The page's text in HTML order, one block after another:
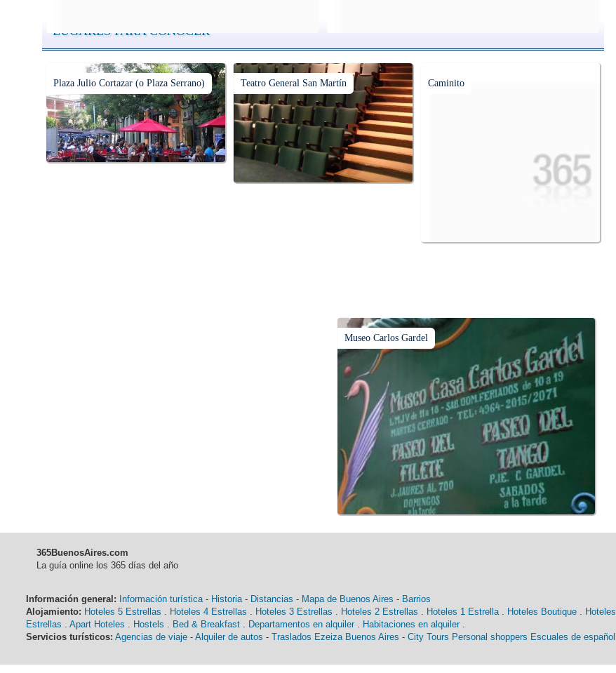
LUGARES PARA CONOCER
Plaza Julio Cortazar (o Plaza Serrano) Teatro General San Martín Caminito
Museo Carlos Gardel
365BuenosAires.com
La guía online los 365 días del año
Información general: Información turística- Historia- Distancias - Mapa de Buenos Aires - Barrios
Alojamiento: Hoteles 5 Estrellas . Hoteles 4 Estrellas . Hoteles 3 Estrellas . Hoteles 2 Estrellas . Hoteles 1 Estrella. Hoteles Boutique . Hoteles
Estrellas . Apart Hoteles . Hostels . Bed & Breakfast . Departamentos en alquiler . Habitaciones en alquiler .
Servicios turísticos: Agencias de viaje - Alquiler de autos - Traslados Ezeiza Buenos Aires - City Tours Personal shoppers Escuales de español